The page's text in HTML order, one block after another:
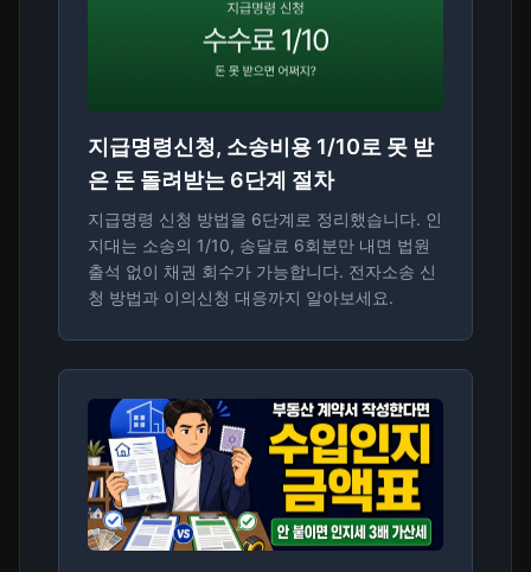
지급명령신청, 소송비용 1/10로 못 받
은 돈 돌려받는 6단계 절차
지급명령 신청 방법을 6단계로 정리했습니다. 인
지대는 소송의 1/10, 송달료 6회분만 내면 법원
출석 없이 채권 회수가 가능합니다. 전자소송 신
청 방법과 이의신청 대응까지 알아보세요.